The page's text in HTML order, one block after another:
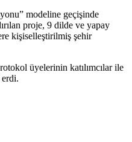
modeline geçişinde
proje, 9 dilde ve yapay
kişiselleştirilmiş şehir
üyelerinin katılımcılar ile
erdi.